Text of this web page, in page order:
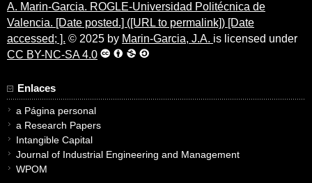
A. Marin-Garcia. ROGLE-Universidad Politécnica de
Valencia. [Date posted.] ([URL to permalink]) [Date
accessed; ]. © 2025 by Marin-Garcia, J.A. is licensed under
CC BY-NC-SA 4.0
Enlaces
a Página personal
a Research Papers
Intangible Capital
Journal of Industrial Engineering and Management
WPOM